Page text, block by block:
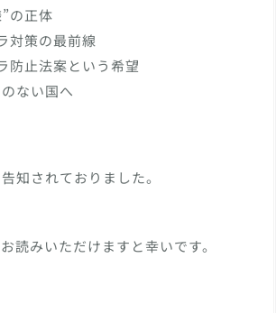
の正体
対策の最前線
防止法案という希望
ない国へ
知されておりました。
読みいただけますと幸いです。